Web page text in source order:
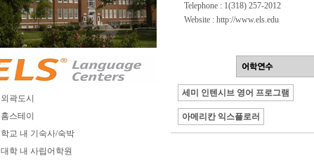
외곽도시
홈스테이
학교 내 기숙사/숙박
대학 내 사립어학원
Telephone : 1(318) 257-2012
Website : http://www.els.edu
세미 인텐시브 영어 프로그램
아메리칸 익스플로러